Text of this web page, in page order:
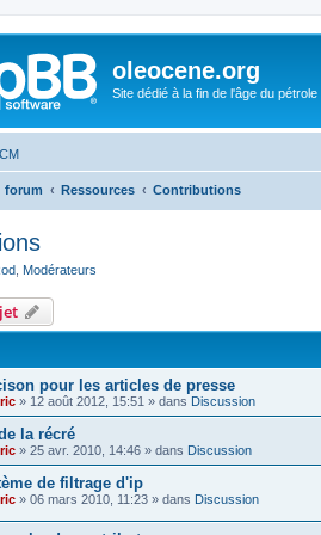
oleocene.org
Site dédié à la fin de l'âge du pétrole
forum Ressources Contributions
Modérateurs
pour les articles de presse
» 12 août 2012, 15:51 » dans Discussion
la récré
» 25 avr. 2010, 14:46 » dans Discussion
de filtrage d'ip
» 06 mars 2010, 11:23 » dans Discussion